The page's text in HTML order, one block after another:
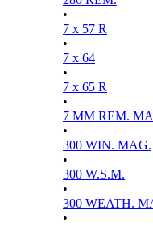
•
7 x 57 R
•
7 x 64
•
7 x 65 R
•
7 MM REM.
•
300 WIN. MAG.
•
300 W.S.M.
•
300 WEATH.
•